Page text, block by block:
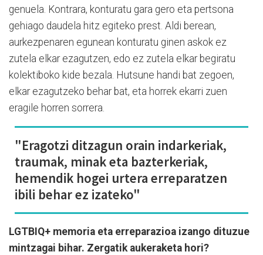
genuela. Kontrara, konturatu gara gero eta pertsona
gehiago daudela hitz egiteko prest. Aldi berean,
aurkezpenaren egunean konturatu ginen askok ez
zutela elkar ezagutzen, edo ez zutela elkar begiratu
kolektiboko kide bezala. Hutsune handi bat zegoen,
elkar ezagutzeko behar bat, eta horrek ekarri zuen
eragile horren sorrera.
"Eragotzi ditzagun orain indarkeriak,
traumak, minak eta bazterkeriak,
hemendik hogei urtera erreparatzen
ibili behar ez izateko"
LGTBIQ+ memoria eta erreparazioa izango dituzue
mintzagai bihar. Zergatik aukeraketa hori?